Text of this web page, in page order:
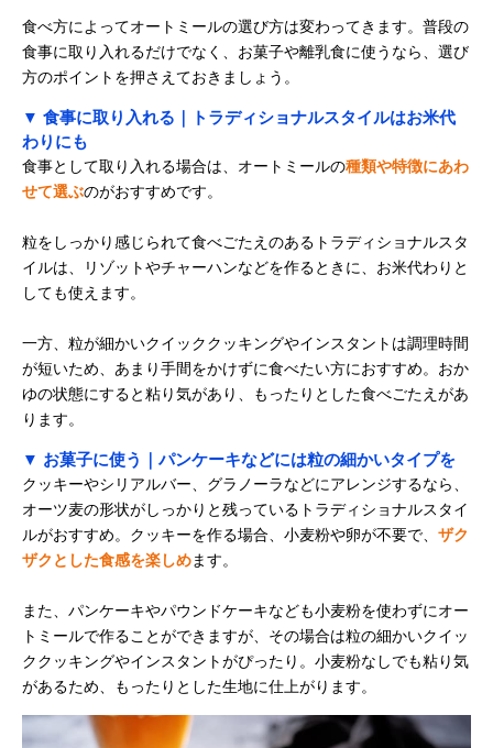
食べ方によってオートミールの選び方は変わってきます。普段の
食事に取り入れるだけでなく、お菓子や離乳食に使うなら、選び
方のポイントを押さえておきましょう。
▼ 食事に取り入れる｜トラディショナルスタイルはお米代
わりにも
食事として取り入れる場合は、オートミールの種類や特徴にあわ
せて選ぶのがおすすめです。
粒をしっかり感じられて食べごたえのあるトラディショナルスタ
イルは、リゾットやチャーハンなどを作るときに、お米代わりと
しても使えます。
一方、粒が細かいクイッククッキングやインスタントは調理時間
が短いため、あまり手間をかけずに食べたい方におすすめ。おか
ゆの状態にすると粘り気があり、もったりとした食べごたえがあ
ります。
▼ お菓子に使う｜パンケーキなどには粒の細かいタイプを
クッキーやシリアルバー、グラノーラなどにアレンジするなら、
オーツ麦の形状がしっかりと残っているトラディショナルスタイ
ルがおすすめ。クッキーを作る場合、小麦粉や卵が不要で、 ザク
ザクとした食感を楽しめます。
また、パンケーキやパウンドケーキなども小麦粉を使わずにオー
トミールで作ることができますが、その場合は粒の細かいクイッ
ククッキングやインスタントがぴったり。小麦粉なしでも粘り気
があるため、もったりとした生地に仕上がります。